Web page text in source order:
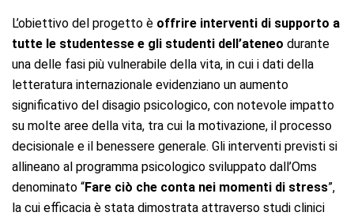
L’obiettivo del progetto è offrire interventi di supporto a
tutte le studentesse e gli studenti dell’ateneo durante
una delle fasi più vulnerabile della vita, in cui i dati della
letteratura internazionale evidenziano un aumento
significativo del disagio psicologico, con notevole impatto
su molte aree della vita, tra cui la motivazione, il processo
decisionale e il benessere generale. Gli interventi previsti si
allineano al programma psicologico sviluppato dall’Oms
denominato “Fare ciò che conta nei momenti di stress”,
la cui efficacia è stata dimostrata attraverso studi clinici